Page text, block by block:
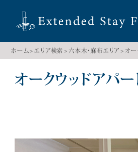
ホーム エリア検索 六本木・麻布エリア オー
オークウッドアパ